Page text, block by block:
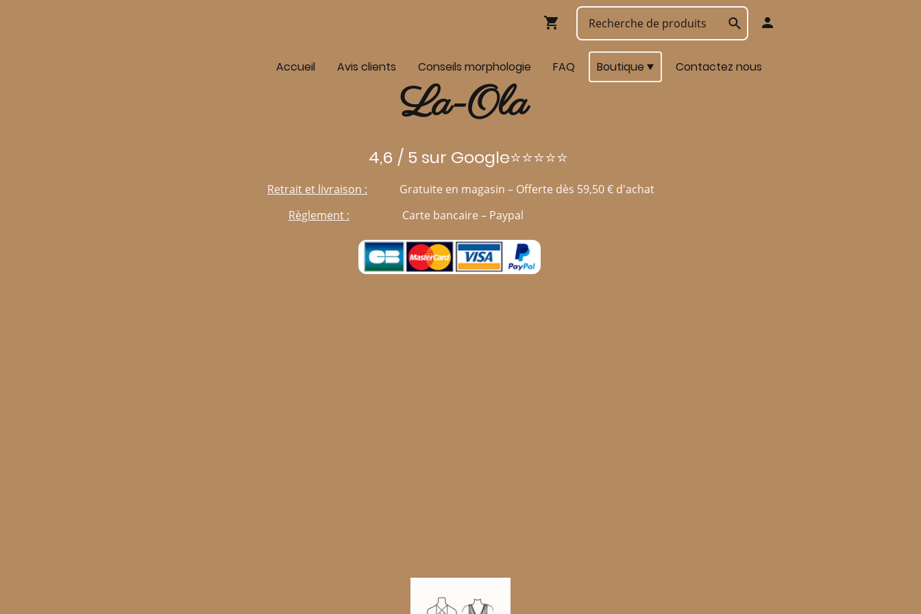
Accueil Avis clients Conseils morphologie FAQ Boutique Contactez nous
La-Ola
4,6 / 5 sur Google⭐⭐⭐⭐⭐
Retrait et livraison :
Règlement :
Gratuite en magasin – Offerte dès 59,50 € d'achat
Carte bancaire – Paypal